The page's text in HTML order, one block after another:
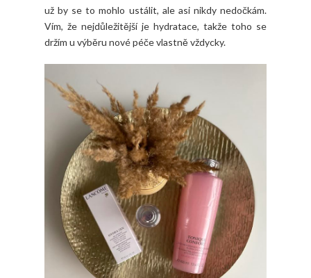
už by se to mohlo ustálit, ale asi nikdy nedočkám.
Vím, že nejdůležitější je hydratace, takže toho se
držím u výběru nové péče vlastně vždycky.